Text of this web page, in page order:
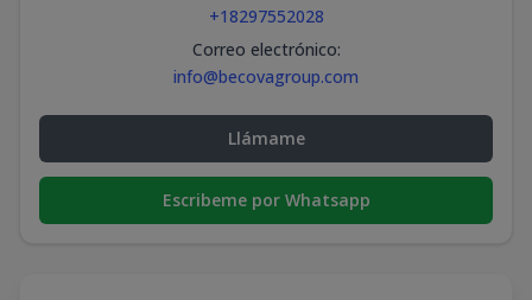
+18297552028
Correo electrónico:
info@becovagroup.com
Llámame
Escribeme por Whatsapp